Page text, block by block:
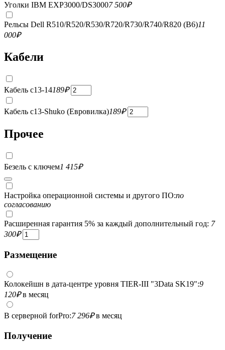
Уголки IBM EXP3000/DS30007 500₽
Рельсы Dell R510/R520/R530/R720/R730/R740/R820 (B6)11
000₽
Кабели
Кабель c13-14189₽
Кабель c13-Shuko (Евровилка)189₽
Прочее
Безель с ключем1 415₽
Настройка операционной системы и другого ПО:по
согласованию
Расширенная гарантия 5% за каждый дополнительный год: 7
300₽
Размещение
Колокейшн в дата-центре уровня TIER-III "3Data SK19":9
120₽в месяц
В серверной forPro:7 296₽в месяц
Получение